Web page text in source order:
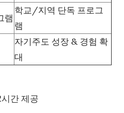
램
학교/지역 단독 프로그
램
자기주도 성장 & 경험 확
대
간 제공